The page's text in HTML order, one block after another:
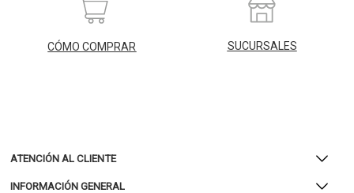
CÓMO COMPRAR SUCURSALES
ATENCIÓN AL CLIENTE
INFORMACIÓN GENERAL